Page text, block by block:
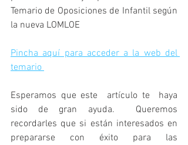
Temario de Oposiciones de Infantil según
la nueva LOMLOE
Pincha aquí para acceder a la web del
temario
Esperamos que este  artículo te  haya
sido de gran ayuda.  Queremos
recordarles que si están interesados en
prepararse con éxito para las